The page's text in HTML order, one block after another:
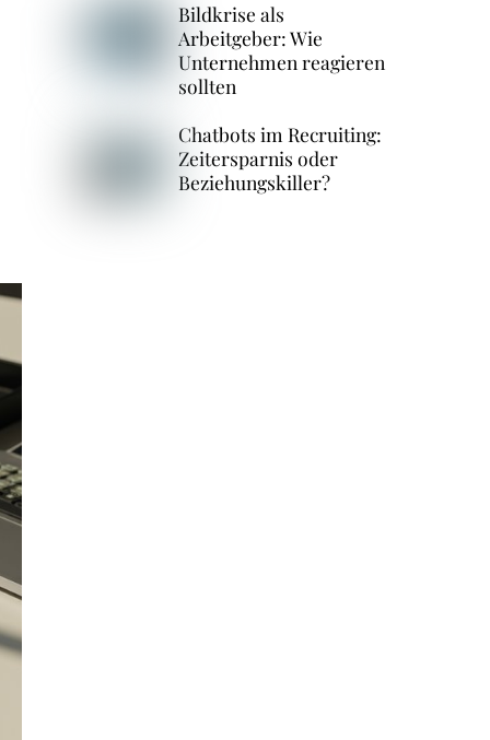
Bildkrise als
Arbeitgeber: Wie
Unternehmen reagieren
sollten
Chatbots im Recruiting:
Zeitersparnis oder
Beziehungskiller?